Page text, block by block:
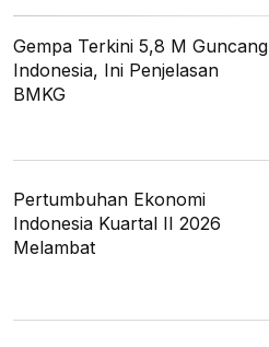
Gempa Terkini 5,8 M Guncang
Indonesia, Ini Penjelasan
BMKG
Pertumbuhan Ekonomi
Indonesia Kuartal II 2026
Melambat